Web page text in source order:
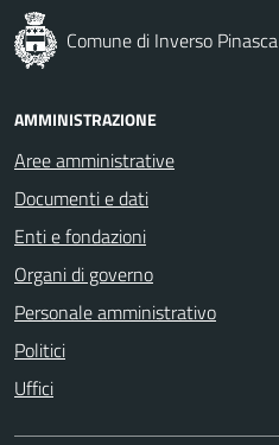
Comune di Inverso Pinasca
AMMINISTRAZIONE
Aree amministrative
Documenti e dati
Enti e fondazioni
Organi di governo
Personale amministrativo
Politici
Uffici